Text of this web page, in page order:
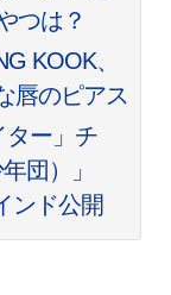
つは？
KOOK、
唇のピアス
ター」チ
団）」
ンド公開